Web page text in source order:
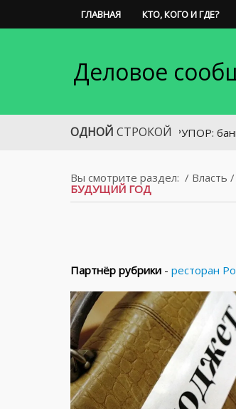
ГЛАВНАЯ КТО, КОГО И ГДЕ?
Деловое
ОДНОЙ СТРОКОЙ
РУПОР: банк без
Вы смотрите раздел: / Власть /
БУДУЩИЙ ГОД
Партнёр рубрики - ресторан